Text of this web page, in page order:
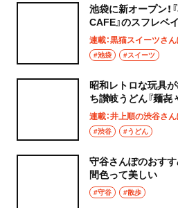
池袋に新オープン！
CAFE』のスフレベ
猫スイーツ散歩 池袋
連載：黒猫スイーツさ
#池袋 #スイーツ
昭和レトロな玩具
ち讃岐うどん『麺㐂
順の渋谷さんぽ】
連載：井上順の渋谷さ
#渋谷 #うどん
守谷さんぽのおすす
間色って美しい
#守谷 #散歩